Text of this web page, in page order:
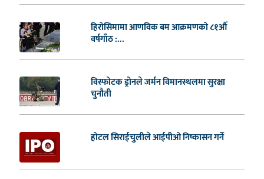
हिरोसिमामा आणविक बम आक्रमणको ८१औँ
वर्षगाँठ :...
विस्फोटक ड्रोनले जर्मन विमानस्थलमा सुरक्षा
चुनौती
होटल सिराईचुलीले आईपीओ निष्कासन गर्ने